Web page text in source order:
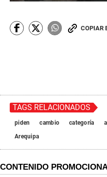
COPIAR
TAGS RELACIONADOS
piden cambio categoría
Arequipa